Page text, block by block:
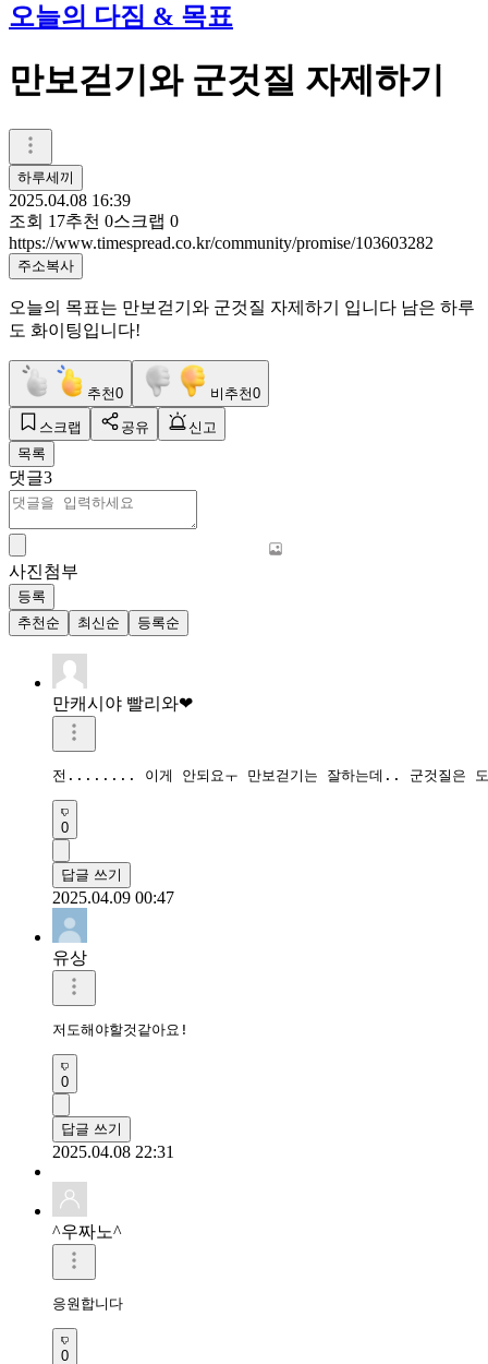
오늘의 다짐 & 목표
만보걷기와 군것질 자제하기
하루세끼
2025.04.08 16:39
조회 17추천 0스크랩 0
https://www.timespread.co.kr/community/promise/103603282
주소복사
오늘의 목표는 만보걷기와 군것질 자제하기 입니다 남은 하루
도 화이팅입니다!
추천0 비추천0
스크랩 공유
신고
목록
댓글3
사진첨부
등록
추천순
최신순 등록순
만캐시야 빨리와❤
전........ 이게 안되요ㅜ 만보걷기는 잘하는데.. 군것질은 도
0
답글 쓰기
2025.04.09 00:47
유상
저도해야할것같아요!
0
답글 쓰기
2025.04.08 22:31
^우짜노^
응원합니다
0